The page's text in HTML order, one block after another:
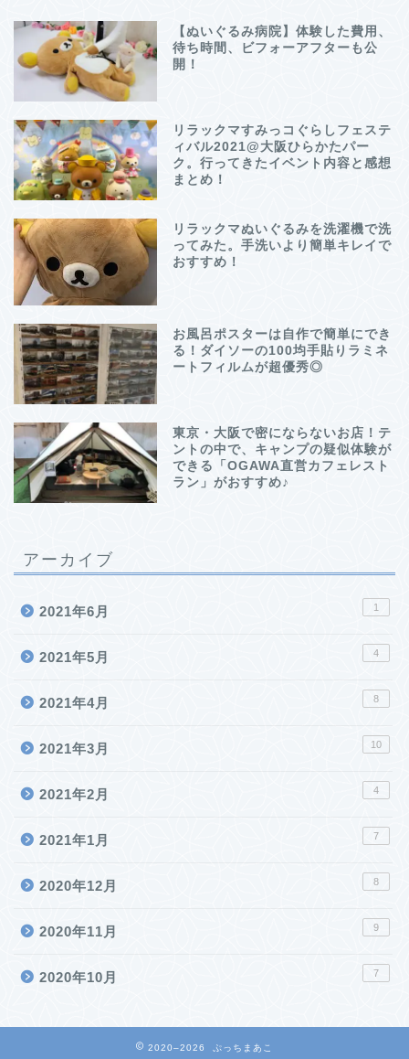
【ぬいぐるみ病院】体験した費用、
待ち時間、ビフォーアフターも公
開！
リラックマすみっコぐらしフェステ
ィバル2021@大阪ひらかたパー
ク。行ってきたイベント内容と感想
まとめ！
リラックマぬいぐるみを洗濯機で洗
ってみた。手洗いより簡単キレイで
おすすめ！
お風呂ポスターは自作で簡単にでき
る！ダイソーの100均手貼りラミネ
ートフィルムが超優秀◎
東京・大阪で密にならないお店！テ
ントの中で、キャンプの疑似体験が
できる「OGAWA直営カフェレスト
ラン」がおすすめ♪
アーカイブ
2021年6月 1
2021年5月 4
2021年4月 8
2021年3月 10
2021年2月 4
2021年1月 7
2020年12月 8
2020年11月 9
2020年10月 7
2020–2026 ぷっちまあこ